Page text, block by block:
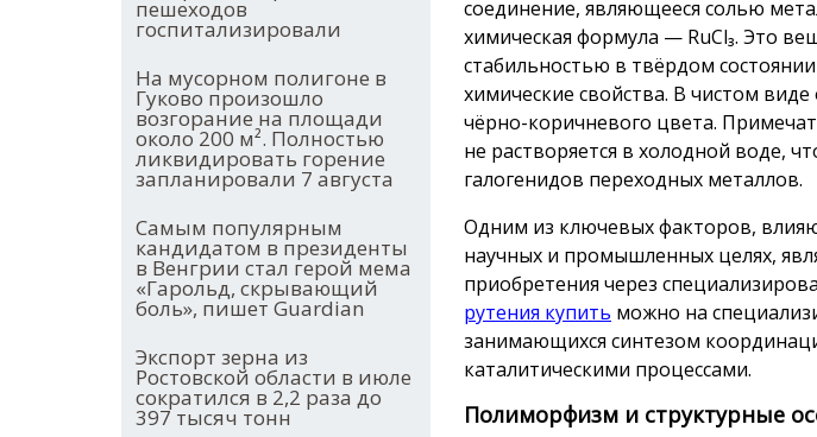
пешеходов
госпитализировали
На мусорном полигоне в
Гуково произошло
возгорание на площади
около 200 м². Полностью
ликвидировать горение
запланировали 7 августа
Самым популярным
кандидатом в президенты
в Венгрии стал герой мема
«Гарольд, скрывающий
боль», пишет Guardian
Экспорт зерна из
Ростовской области в июле
сократился в 2,2 раза до
397 тысяч тонн
соединение, являющееся солью
химическая формула — RuCl₃. Это
стабильностью в твёрдом
химические свойства. В чистом
чёрно-коричневого цвета.
не растворяется в холодной воде,
галогенидов переходных металлов.
Одним из ключевых факторов,
научных и промышленных целях,
приобретения через
рутения купить можно на
занимающихся синтезом
каталитическими процессами.
Полиморфизм и структурные